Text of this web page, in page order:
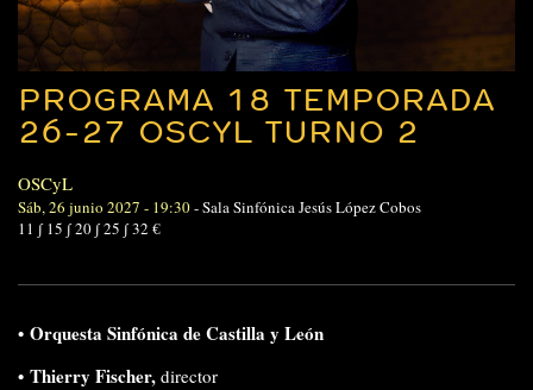
PROGRAMA 18 TEMPORADA
26-27 OSCYL TURNO 2
OSCyL
Sáb, 26 junio 2027 - 19:30-Sala Sinfónica Jesús López Cobos
11 ∫ 15 ∫ 20 ∫ 25 ∫ 32 €
• Orquesta Sinfónica de Castilla y León
• Thierry Fischer, director